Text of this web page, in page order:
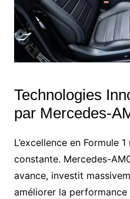
Technologies
par Mercedes-
L’excellence en Formule
constante. Mercedes-
avance, investit
améliorer la